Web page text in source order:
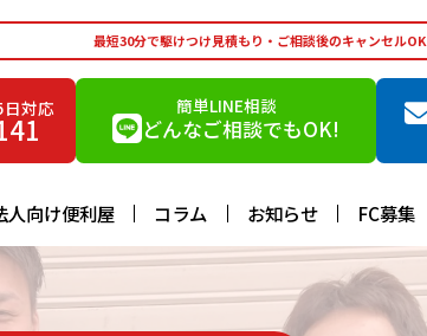
最短30分で駆けつけ見積もり・ご相談後のキャンセルOK
対応 簡単LINE相談
どんなご相談でもOK!
人向け便利屋 コラム お知らせ FC募集